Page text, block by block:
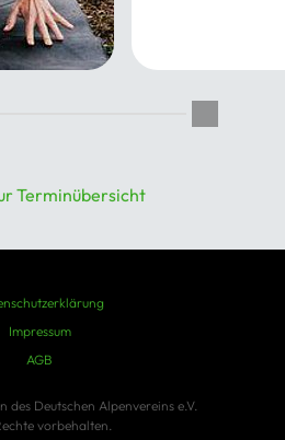
Terminübersicht
des Deutschen Alpenvereins e.V.
vorbehalten.
Impressum
AGB